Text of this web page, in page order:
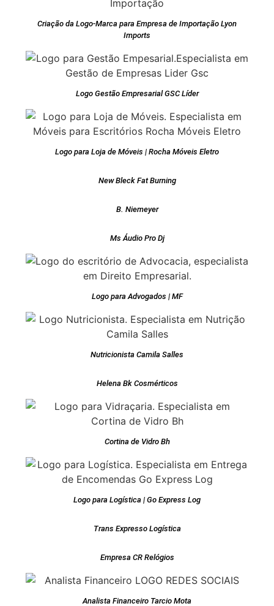
Criação da Logo-Marca para Empresa de Importação Lyon
Imports
Logo Gestão Empresarial GSC Líder
Logo para Loja de Móveis | Rocha Móveis Eletro
New Bleck Fat Burning
B. Niemeyer
Ms Áudio Pro Dj
Logo para Advogados | MF
Nutricionista Camila Salles
Helena Bk Cosmérticos
Cortina de Vidro Bh
Logo para Logística | Go Express Log
Trans Expresso Logística
Empresa CR Relógios
Analista Financeiro Tarcio Mota